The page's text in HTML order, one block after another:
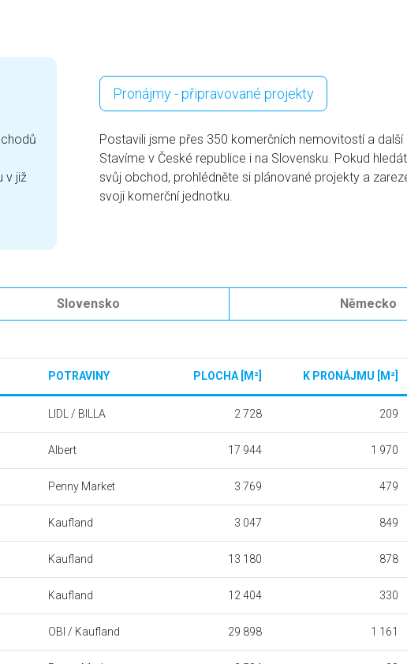
v již
Pronájmy - připravované projekty
Postavili jsme přes 350 komerčních nemovitostí a další
Stavíme v České republice i na Slovensku. Pokud
svůj obchod, prohlédněte si plánované projekty a
svoji komerční jednotku.
Slovensko Německo
POTRAVINY PLOCHA [M²] K PRONÁJMU [M²]
LIDL / BILLA 2 728 209
Albert 17 944 1 970
Penny Market 3 769 479
Kaufland 3 047 849
Kaufland 13 180 878
Kaufland 12 404 330
OBI / Kaufland 29 898 1 161